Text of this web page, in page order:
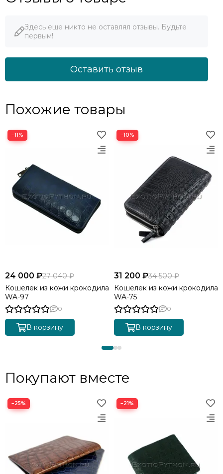
Здесь еще никто не оставлял отзывы. Будьте
первым!
Оставить отзыв
Похожие товары
−11%
24 000 ₽27 040 ₽
Кошелек из кожи крокодила
WA-97
0
В корзину
−10%
31 200 ₽34 500 ₽
Кошелек из кожи крокодила
WA-75
0
В корзину
Покупают вместе
−25% −21%